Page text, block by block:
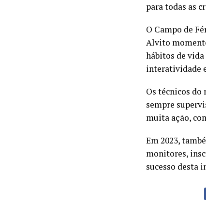
para todas as
O Campo de
Alvito
hábitos de
interatividade
Os técnicos
sempre
muita ação,
Em 2023,
monitores,
sucesso desta